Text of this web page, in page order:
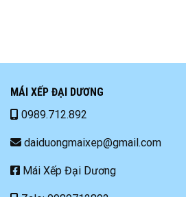
MÁI XẾP ĐẠI DƯƠNG
0989.712.892
daiduongmaixep@gmail.com
Mái Xếp Đại Dương